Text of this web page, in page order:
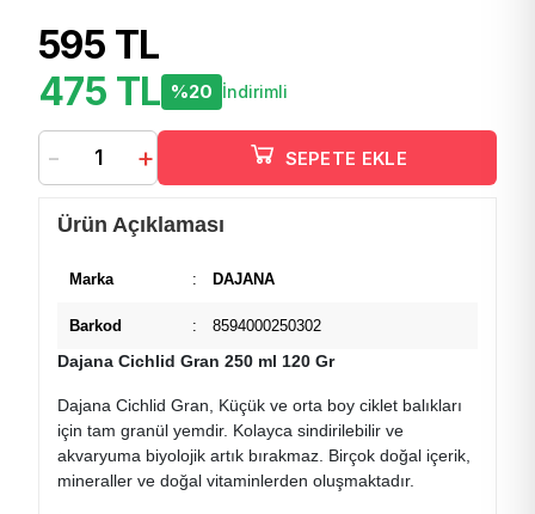
595 TL
475 TL %20 İndirimli
- + SEPETE EKLE
Ürün Açıklaması
Marka : DAJANA
Barkod : 8594000250302
Dajana Cichlid Gran 250 ml 120 Gr
Dajana Cichlid Gran, Küçük ve orta boy ciklet balıkları
için tam granül yemdir. Kolayca sindirilebilir ve
akvaryuma biyolojik artık bırakmaz. Birçok doğal içerik,
mineraller ve doğal vitaminlerden oluşmaktadır.